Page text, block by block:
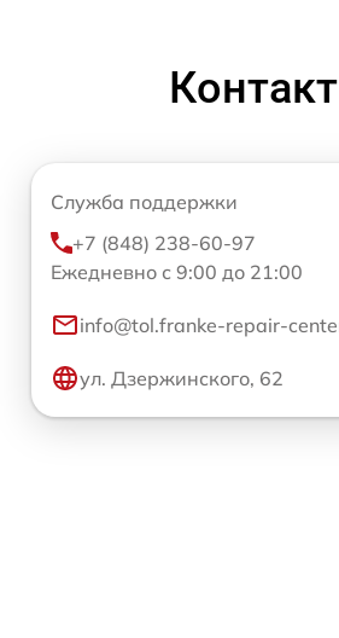
Служба поддержки
+7 (848) 238-60-97
Ежедневно с 9:00 до 21:00
info@tol.franke-repair-
ул. Дзержинского, 62